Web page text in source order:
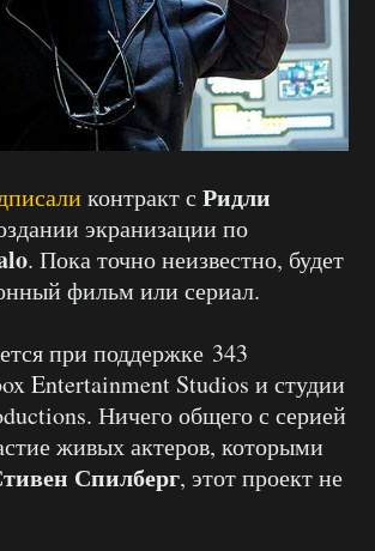
контракт с Ридли
экранизации по
. Пока точно неизвестно, будет
фильм или сериал.
при поддержке 343
Entertainment Studios и студии
Ничего общего с серией
живых актеров, которыми
Спилберг, этот проект не